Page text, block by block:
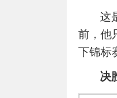
这
前，他
下锦标
决